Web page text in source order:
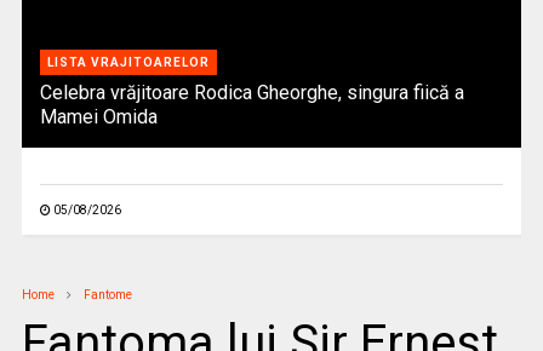
LISTA VRAJITOARELOR
Celebra vrăjitoare Rodica Gheorghe, singura fiică a
Mamei Omida
05/08/2026
Home Fantome